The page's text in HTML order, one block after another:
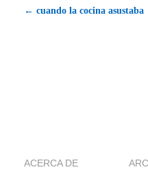
← cuando la cocina asustaba
ACERCA DE